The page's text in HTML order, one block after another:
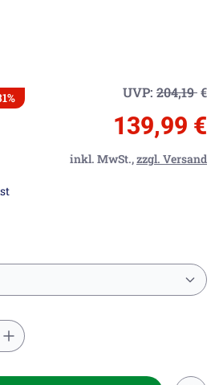
UVP: 204,19€
139,99 €
inkl. MwSt.,zzgl. Versand